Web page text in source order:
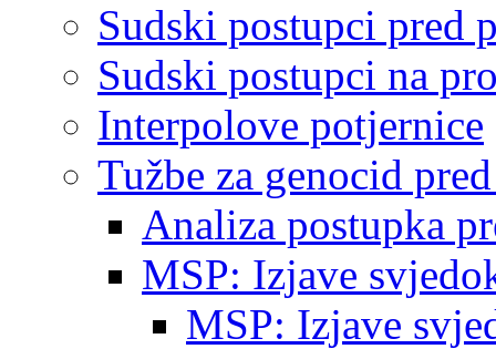
Sudski postupci pred
Sudski postupci na
Interpolove potjernice
Tužbe za genocid
Analiza postupka
MSP: Izjave
MSP: Izjave